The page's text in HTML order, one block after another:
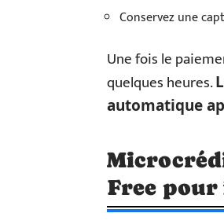
Conservez une
Une fois le
quelques heures.
automatique
Free pour